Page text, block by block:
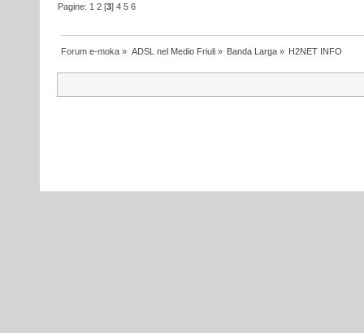
Pagine: 1 2 [3]4 5 6
Forum e-moka » ADSL nel Medio Friuli» Banda Larga» H2NET INFO